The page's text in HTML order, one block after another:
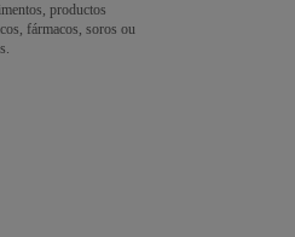
productos
fármacos, soros ou